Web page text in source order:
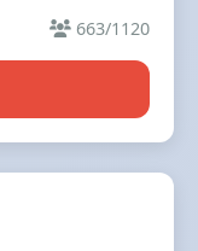
663/1120